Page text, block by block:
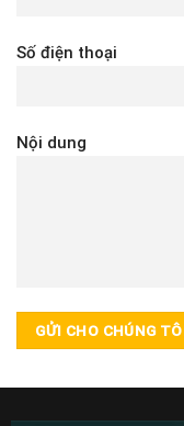
Số điện thoại
Nội dung